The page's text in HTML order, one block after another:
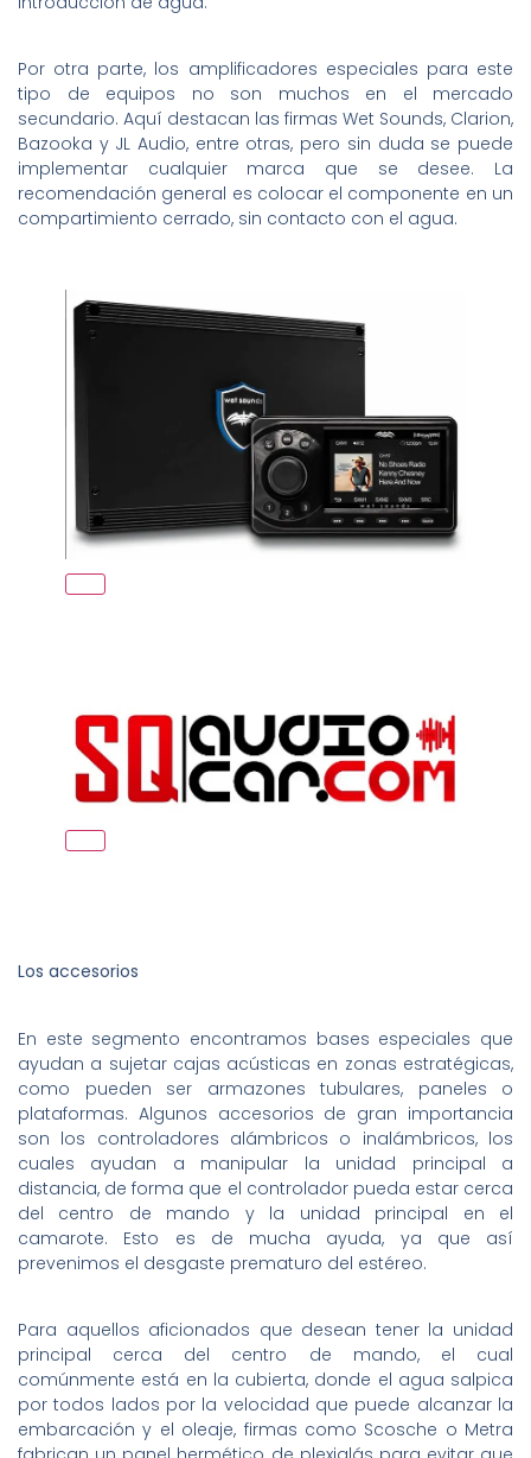
Por otra parte, los amplificadores especiales para este
tipo de equipos no son muchos en el mercado
secundario. Aquí destacan las firmas Wet Sounds, Clarion,
Bazooka y JL Audio, entre otras, pero sin duda se puede
implementar cualquier marca que se desee. La
recomendación general es colocar el componente en un
compartimiento cerrado, sin contacto con el agua.
Los accesorios
En este segmento encontramos bases especiales que
ayudan a sujetar cajas acústicas en zonas estratégicas,
como pueden ser armazones tubulares, paneles o
plataformas. Algunos accesorios de gran importancia
son los controladores alámbricos o inalámbricos, los
cuales ayudan a manipular la unidad principal a
distancia, de forma que el controlador pueda estar cerca
del centro de mando y la unidad principal en el
camarote. Esto es de mucha ayuda, ya que así
prevenimos el desgaste prematuro del estéreo.
Para aquellos aficionados que desean tener la unidad
principal cerca del centro de mando, el cual
comúnmente está en la cubierta, donde el agua salpica
por todos lados por la velocidad que puede alcanzar la
embarcación y el oleaje, firmas como Scosche o Metra